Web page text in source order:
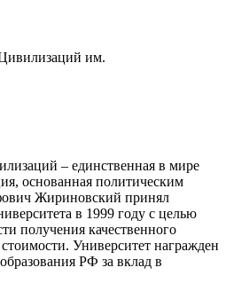
им.
– единственная в мире
основанная политическим
Жириновский принял
в 1999 году с целью
получения качественного
Университет награжден
РФ за вклад в